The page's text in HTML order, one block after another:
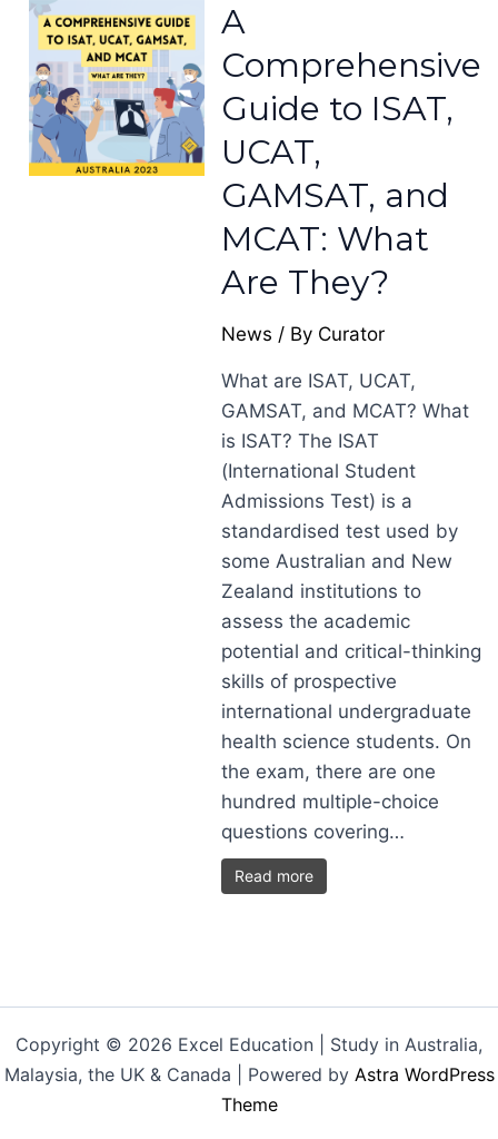
A
Comprehensive
Guide to ISAT,
UCAT,
GAMSAT, and
MCAT: What
Are They?
News / By Curator
What are ISAT, UCAT,
GAMSAT, and MCAT? What
is ISAT? The ISAT
(International Student
Admissions Test) is a
standardised test used by
some Australian and New
Zealand institutions to
assess the academic
potential and critical-thinking
skills of prospective
international undergraduate
health science students. On
the exam, there are one
hundred multiple-choice
questions covering…
Read more
Copyright © 2026 Excel Education | Study in Australia,
Malaysia, the UK & Canada | Powered by Astra WordPress
Theme